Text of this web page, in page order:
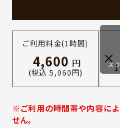
ご利用料金(1時間)
4,600 円
(税込 5,060円)
ス
※ご利用の時間帯や内容に
せん。